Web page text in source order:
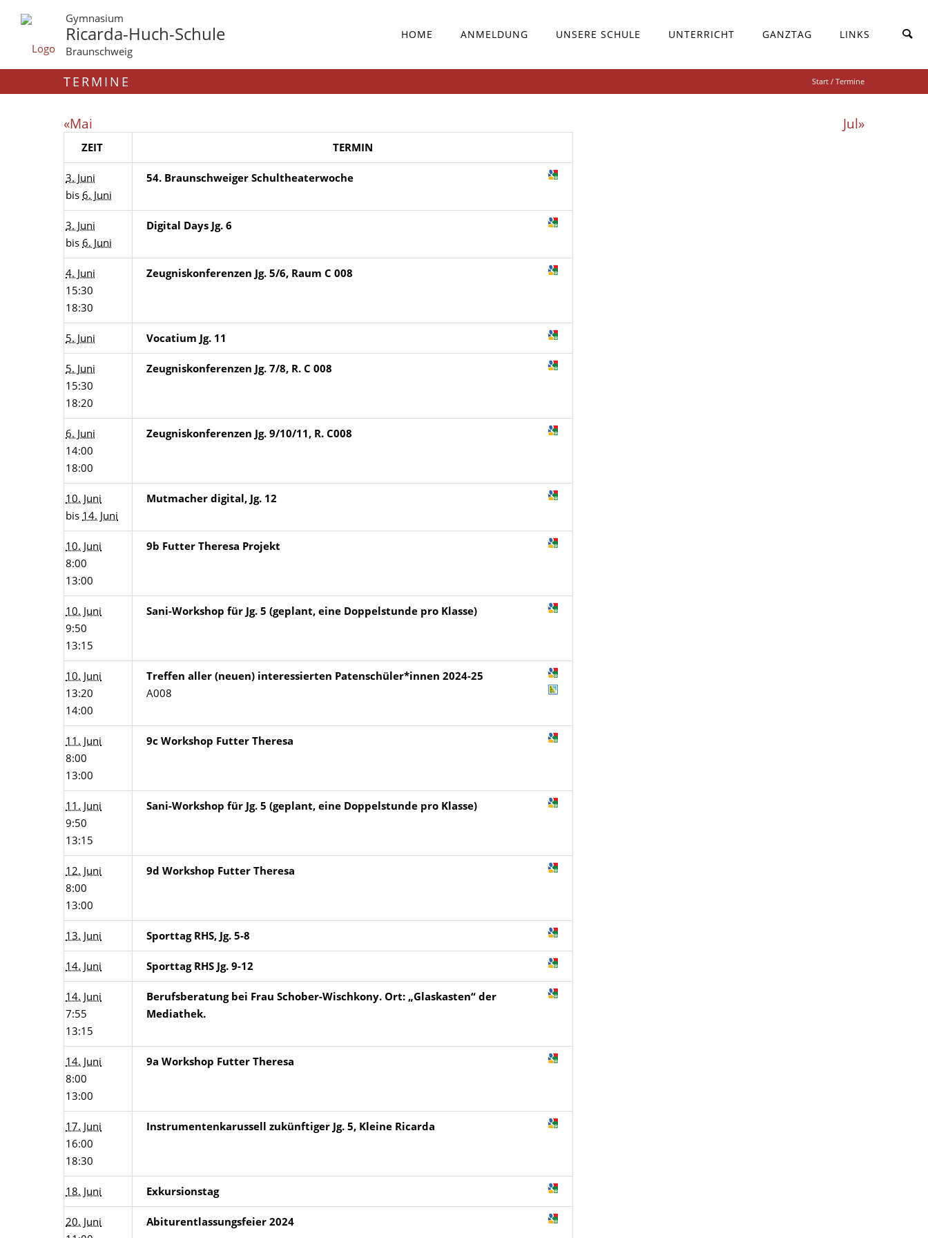
Gymnasium
Ricarda-Huch-Schule
Braunschweig
HOME ANMELDUNG UNSERE SCHULE UNTERRICHT GANZTAG LINKS
TERMINE Start / Termine
«Mai Jul»
ZEIT TERMIN
3. Juni
bis 6. Juni
54. Braunschweiger Schultheaterwoche
3. Juni
bis 6. Juni
Digital Days Jg. 6
4. Juni
15:30
18:30
Zeugniskonferenzen Jg. 5/6, Raum C 008
5. Juni Vocatium Jg. 11
5. Juni
15:30
18:20
Zeugniskonferenzen Jg. 7/8, R. C 008
6. Juni
14:00
18:00
Zeugniskonferenzen Jg. 9/10/11, R. C008
10. Juni
bis 14. Juni
Mutmacher digital, Jg. 12
10. Juni
8:00
13:00
9b Futter Theresa Projekt
10. Juni
9:50
13:15
Sani-Workshop für Jg. 5 (geplant, eine Doppelstunde pro Klasse)
10. Juni
13:20
14:00
Treffen aller (neuen) interessierten Patenschüler*innen 2024-25
A008
11. Juni
8:00
13:00
9c Workshop Futter Theresa
11. Juni
9:50
13:15
Sani-Workshop für Jg. 5 (geplant, eine Doppelstunde pro Klasse)
12. Juni
8:00
13:00
9d Workshop Futter Theresa
13. Juni Sporttag RHS, Jg. 5-8
14. Juni Sporttag RHS Jg. 9-12
14. Juni
7:55
13:15
Berufsberatung bei Frau Schober-Wischkony. Ort: „Glaskasten“ der
Mediathek.
14. Juni
8:00
13:00
9a Workshop Futter Theresa
17. Juni
16:00
18:30
Instrumentenkarussell zukünftiger Jg. 5, Kleine Ricarda
18. Juni Exkursionstag
20. Juni
Abiturentlassungsfeier 2024